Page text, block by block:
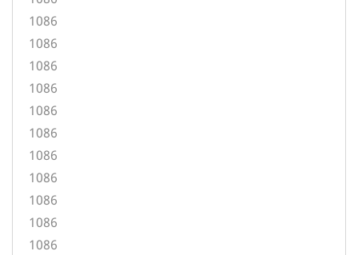
1086
1086
1086
1086
1086
1086
1086
1086
1086
1086
1086